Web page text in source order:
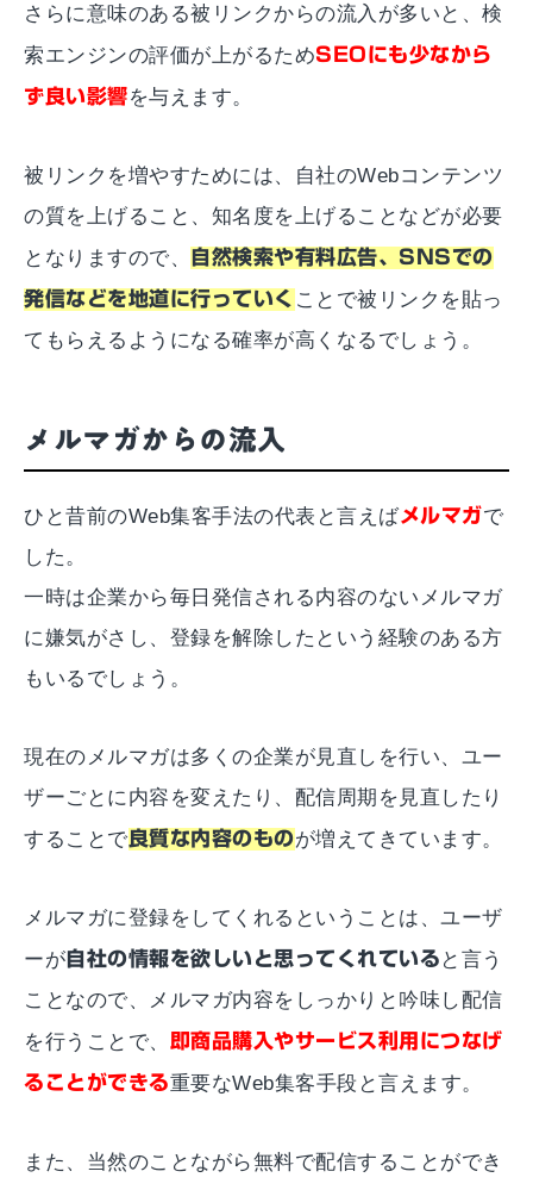
さらに意味のある被リンクからの流入が多いと、検
索エンジンの評価が上がるためSEOにも少なから
ず良い影響を与えます。
被リンクを増やすためには、自社のWebコンテンツ
の質を上げること、知名度を上げることなどが必要
となりますので、
自然検索や有料広告、SNSでの
発信などを地道に行っていく ことで被リンクを貼っ
てもらえるようになる確率が高くなるでしょう。
メルマガからの流入
ひと昔前のWeb集客手法の代表と言えばメルマガで
した。
一時は企業から毎日発信される内容のないメルマガ
に嫌気がさし、登録を解除したという経験のある方
もいるでしょう。
現在のメルマガは多くの企業が見直しを行い、ユー
ザーごとに内容を変えたり、配信周期を見直したり
することで 良質な内容のものが増えてきています。
メルマガに登録をしてくれるということは、ユーザ
ーが自社の情報を欲しいと思ってくれている と言う
ことなので、メルマガ内容をしっかりと吟味し配信
を行うことで、
即商品購入やサービス利用につなげ
ることができる重要なWeb集客手段と言えます。
また、当然のことながら無料で配信することができ